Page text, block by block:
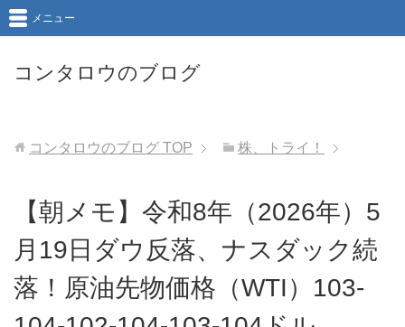
コンタロウのブログ
メニュー
コンタロウのブログ TOP 株、トライ！
【朝メモ】令和8年（2026年）5
月19日ダウ反落、ナスダック続
落！原油先物価格（WTI）103-